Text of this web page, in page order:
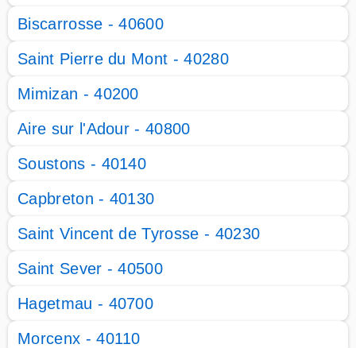
Biscarrosse - 40600
Saint Pierre du Mont - 40280
Mimizan - 40200
Aire sur l'Adour - 40800
Soustons - 40140
Capbreton - 40130
Saint Vincent de Tyrosse - 40230
Saint Sever - 40500
Hagetmau - 40700
Morcenx - 40110